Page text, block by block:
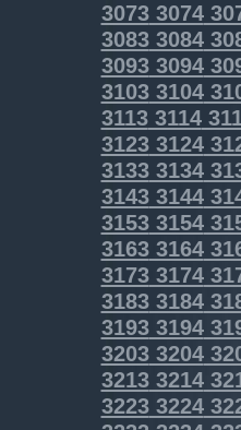
30733074
30833084
30933094
31033104
31133114
31233124
31333134
31433144
31533154
31633164
31733174
31833184
31933194
32033204
32133214
32233224